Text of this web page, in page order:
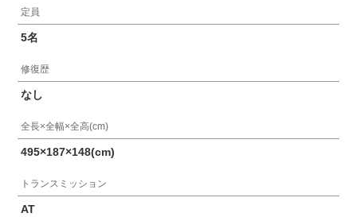
定員
5名
修復歴
なし
全長×全幅×全高(cm)
495×187×148(cm)
トランスミッション
AT